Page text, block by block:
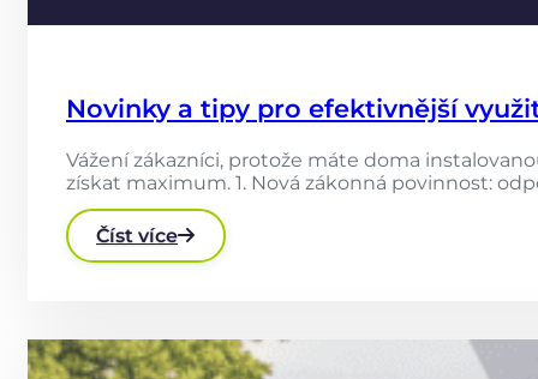
Novinky a tipy pro efektivnější
Vážení zákazníci, protože máte doma
získat maximum. 1. Nová zákonná povinnost:
Číst více